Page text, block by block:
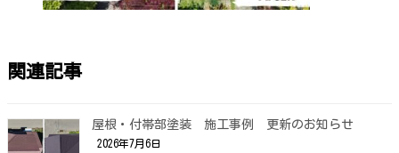
関連記事
屋根・付帯部塗装 施工事例 更新のお知らせ
2026年7月6日